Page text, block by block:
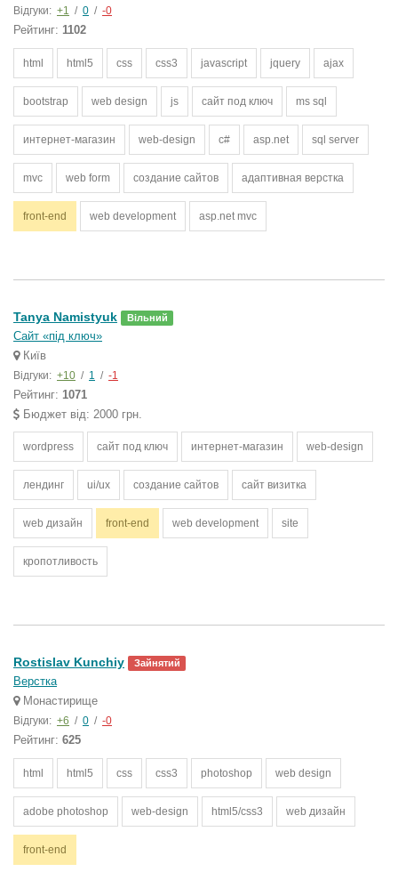
Відгуки: +1 / 0 / -0
Рейтинг: 1102
html html5 css css3 javascript jquery ajax
bootstrap web design js сайт под ключ ms sql
интернет-магазин web-design c# asp.net sql server
mvc web form создание сайтов адаптивная верстка
front-end web development asp.net mvc
Tanya Namistyuk Вільний
Сайт «під ключ»
Київ
Відгуки: +10 / 1 / -1
Рейтинг: 1071
Бюджет від: 2000 грн.
wordpress сайт под ключ интернет-магазин web-design
лендинг ui/ux создание сайтов сайт визитка
web дизайн front-end web development site
кропотливость
Rostislav Kunchiy Зайнятий
Верстка
Монастирище
Відгуки: +6 / 0 / -0
Рейтинг: 625
html html5 css css3 photoshop web design
adobe photoshop web-design html5/css3 web дизайн
front-end